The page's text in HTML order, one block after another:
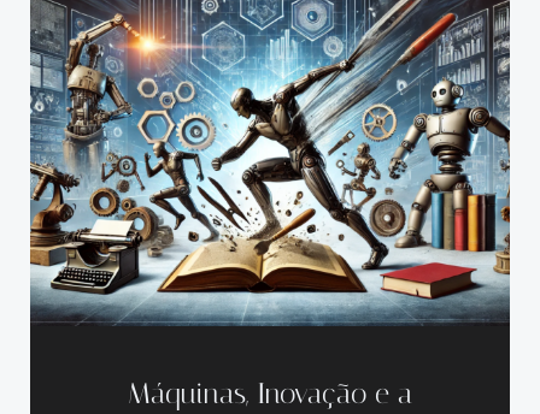
Máquinas, Inovação e a